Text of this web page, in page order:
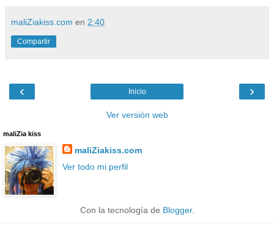
maliZiakiss.com en 2:40
Compartir
‹ ›
Inicio
Ver versión web
maliZia kiss
maliZiakiss.com
Ver todo mi perfil
Con la tecnología de Blogger.